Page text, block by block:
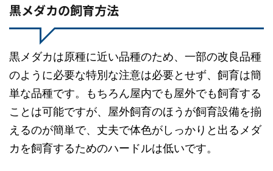
黒メダカの飼育方法
黒メダカは原種に近い品種のため、一部の改良品種
のように必要な特別な注意は必要とせず、飼育は簡
単な品種です。もちろん屋内でも屋外でも飼育する
ことは可能ですが、屋外飼育のほうが飼育設備を揃
えるのが簡単で、丈夫で体色がしっかりと出るメダ
カを飼育するためのハードルは低いです。